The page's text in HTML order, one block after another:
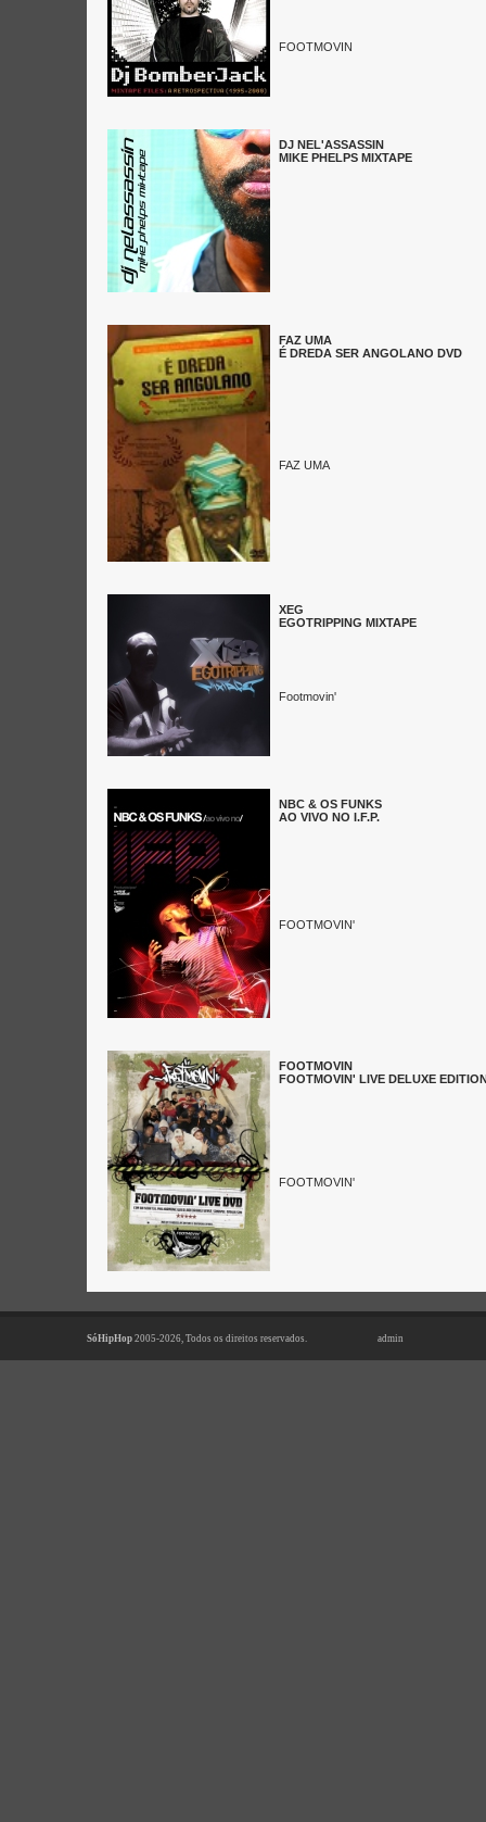
FOOTMOVIN
DJ NEL'ASSASSIN
MIKE PHELPS MIXTAPE
FAZ UMA
É DREDA SER ANGOLANO DVD
FAZ UMA
XEG
EGOTRIPPING MIXTAPE
Footmovin'
NBC & OS FUNKS
AO VIVO NO I.F.P.
FOOTMOVIN'
FOOTMOVIN
FOOTMOVIN' LIVE DELUXE
FOOTMOVIN'
SóHipHop 2005-2026, Todos os direitos reservados. admin